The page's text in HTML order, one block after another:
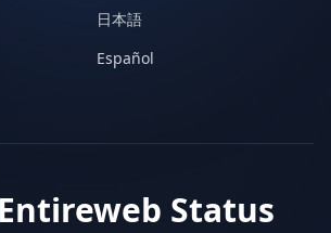
日本語
Español
Status